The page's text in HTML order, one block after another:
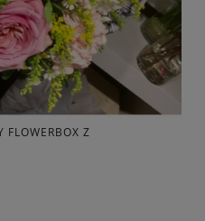
FLOWERBOX Z